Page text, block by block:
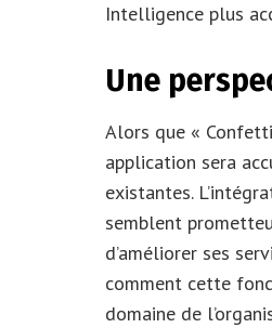
Intelligence plus
Une
Alors que «
application sera
existantes.
semblent
d’améliorer ses
comment cette
domaine de